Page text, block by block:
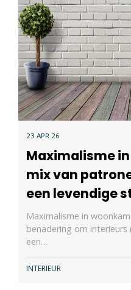
23 APR 26
Maximalisme
mix van
een levendige
Maximalisme in
benadering om
een…
INTERIEUR